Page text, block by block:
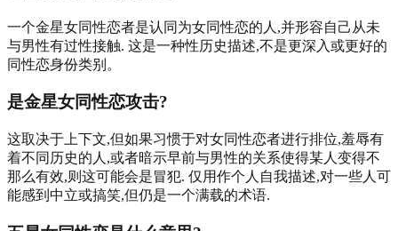
一个金星女同性恋者是认同为女同性恋的人,并形容自己从未
与男性有过性接触. 这是一种性历史描述,不是更深入或更好的
同性恋身份类别。
是金星女同性恋攻击?
这取决于上下文,但如果习惯于对女同性恋者进行排位,羞辱有
着不同历史的人,或者暗示早前与男性的关系使得某人变得不
那么有效,则这可能会是冒犯. 仅用作个人自我描述,对一些人可
能感到中立或搞笑,但仍是一个满载的术语.